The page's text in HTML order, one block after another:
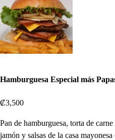
Hamburguesa Especial más
₡3,500
Pan de hamburguesa, torta de
jamón y salsas de la casa